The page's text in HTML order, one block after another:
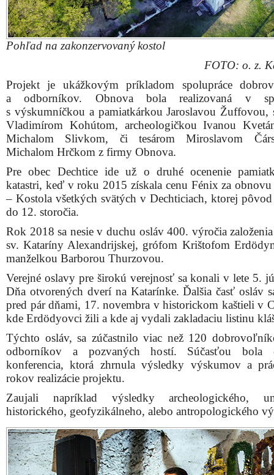
Rok 2018 sa nesie v duchu osláv 400. výročia
sv. Kataríny Alexandrijskej, grófom Krištofom
manželkou Barborou Thurzovou.
Verejné oslavy pre širokú verejnosť sa konali v lete 5.
Dňa otvorených dverí na Katarínke. Ďalšia časť osláv
pred pár dňami, 17. novembra v historickom kaštieli v
kde Erdödyovci žili a kde aj vydali zakladaciu listinu
Týchto osláv, sa zúčastnilo viac než 120
odborníkov a pozvaných hostí. Súčasťou bola
konferencia, ktorá zhrnula výsledky výskumov a
rokov realizácie projektu.
Zaujali napríklad výsledky archeologického,
historického, geofyzikálneho, alebo antropologického
Zakladateľ projektu Katarínka Peter Herceg otvára
konferenciu v rámci osláv 400 rokov od založenia
kaštieli v Chtelnici